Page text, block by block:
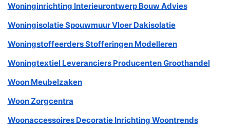
Woninginrichting Interieurontwerp Bouw Advies
Woningisolatie Spouwmuur Vloer Dakisolatie
Woningstoffeerders Stofferingen Modelleren
Woningtextiel Leveranciers Producenten Groothandel
Woon Meubelzaken
Woon Zorgcentra
Woonaccessoires Decoratie Inrichting Woontrends